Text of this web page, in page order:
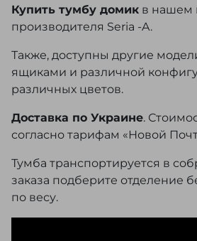
Купить тумбу домик в нашем
производителя Seria -A.
Также, доступны другие
ящиками и различной
различных цветов.
Доставка по Украине.
согласно тарифам «Новой
Тумба транспортируется в
заказа подберите отделение
по весу.